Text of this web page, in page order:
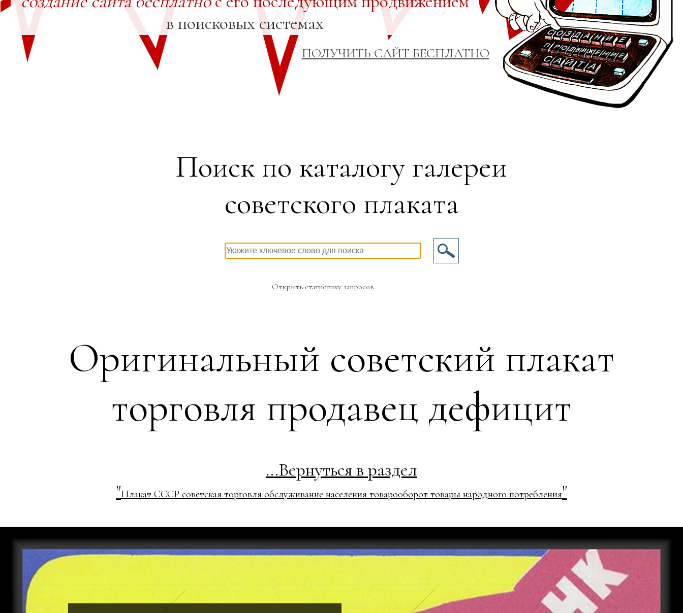
в поисковых системах
ПОЛУЧИТЬ САЙТ БЕСПЛАТНО
Поиск по каталогу галереи
советского плаката
Открыть статистику запросов
Оригинальный советский плакат
торговля продавец дефицит
...Вернуться в раздел
"Плакат СССР советская торговля обслуживание населения товарооборот товары народного потребления"